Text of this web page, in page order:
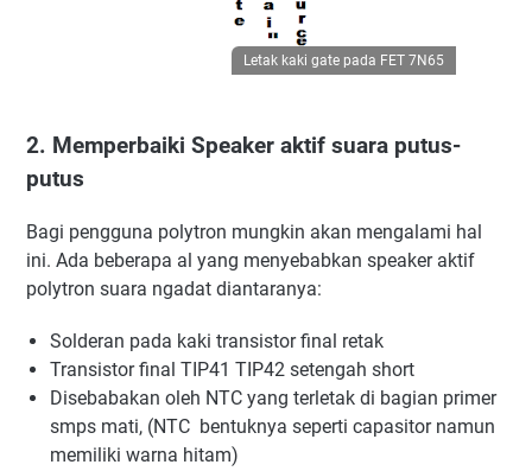
Letak kaki gate pada FET 7N65
2. Memperbaiki Speaker aktif suara putus-
putus
Bagi pengguna polytron mungkin akan mengalami hal
ini. Ada beberapa al yang menyebabkan speaker aktif
polytron suara ngadat diantaranya:
Solderan pada kaki transistor final retak
Transistor final TIP41 TIP42 setengah short
Disebabakan oleh NTC yang terletak di bagian primer
smps mati, (NTC bentuknya seperti capasitor namun
memiliki warna hitam)